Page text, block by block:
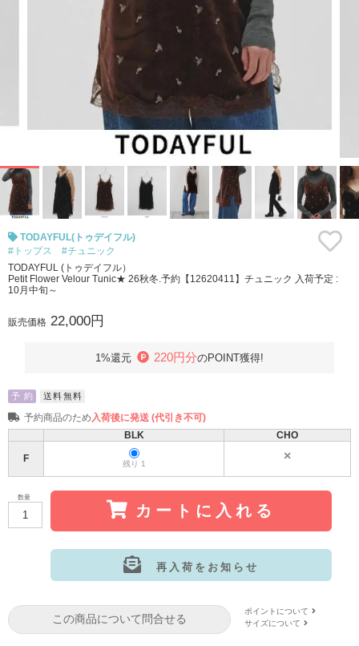
TODAYFUL(トゥデイフル)
#トップス
#チュニック
TODAYFUL (トゥデイフル）
Petit Flower Velour Tunic★ 26秋冬.予約【12620411】チュニック 入荷予定 :
10月中旬～
販売価格 22,000円
1%還元 220円分のPOINT獲得!
予 約 送料無料
予約商品のため入荷後に発送 (代引き不可)
BLK
CHO
F 残り 1
数量
カートに入れる
再入荷をお知らせ
この商品について問合せる
ポイントについて
サイズについて